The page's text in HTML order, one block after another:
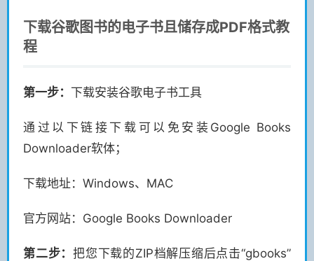
下载谷歌图书的电子书且储存成PDF格式教
程
第一步： 下载安装谷歌电子书工具
通过以下链接下载可以免安装Google Books
Downloader软体；
下载地址：Windows、MAC
官方网站：Google Books Downloader
第二步：把您下载的ZIP档解压缩后点击“gbooks”